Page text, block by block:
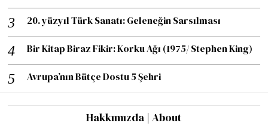
20. yüzyıl Türk Sanatı: Geleneğin Sarsılması
Bir Kitap Biraz Fikir: Korku Ağı (1975/ Stephen King)
Avrupa’nın Bütçe Dostu 5 Şehri
Hakkımızda | About